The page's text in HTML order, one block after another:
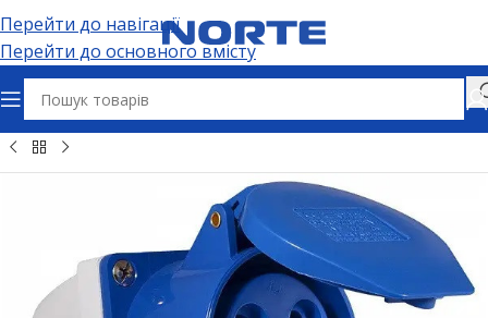
Перейти до навігації
Перейти до основного вмісту
розʼєми та адаптери Силові розʼєми Силові розетки